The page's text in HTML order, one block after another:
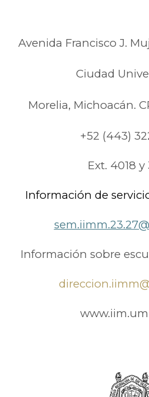
Avenida Francisco J.
Ciudad
Morelia, Michoacán.
+52 (443)
Ext. 4018 y
Información de
Información sobre